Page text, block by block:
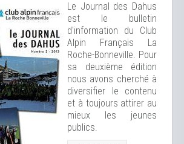
Le Journal des Dahus
est le bulletin
d'information du Club
Alpin Français La
Roche-Bonneville. Pour
sa deuxième édition
nous avons cherché à
diversifier le contenu
et à toujours attirer au
mieux les jeunes
publics.